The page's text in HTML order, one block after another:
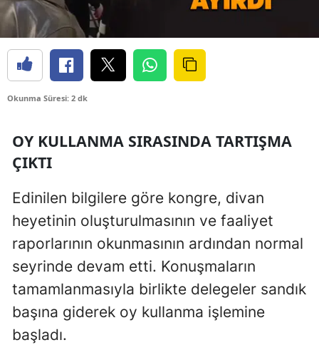
Okunma Süresi: 2 dk
OY KULLANMA SIRASINDA TARTIŞMA
ÇIKTI
Edinilen bilgilere göre kongre, divan
heyetinin oluşturulmasının ve faaliyet
raporlarının okunmasının ardından normal
seyrinde devam etti. Konuşmaların
tamamlanmasıyla birlikte delegeler sandık
başına giderek oy kullanma işlemine
başladı.